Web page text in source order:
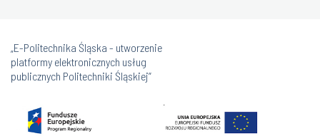
„E-Politechnika Śląska - utworzenie
platformy elektronicznych usług
publicznych Politechniki Śląskiej”